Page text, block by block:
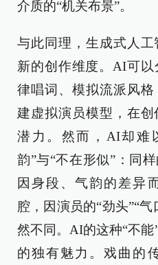
介质的“机关布景”。
与此同理，生成式人
新的创作维度。AI可
律唱词、模拟流派风
建虚拟演员模型，在
潜力。然而，AI却难
韵”与“不在形似”：同
因身段、气韵的差异
腔，因演员的“劲头”“
然不同。AI的这种“不
的独有魅力。戏曲的